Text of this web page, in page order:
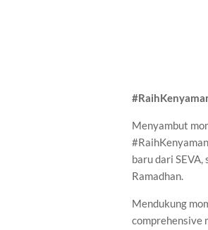
Menyambut
baru dari
Ramadhan.
Mendukung
comprehensive